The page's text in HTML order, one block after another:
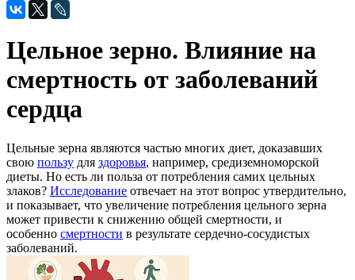
Цельное зерно. Влияние на
смертность от заболеваний
сердца
Цельные зерна являются частью многих диет, доказавших
свою пользу для здоровья, например, средиземноморской
диеты. Но есть ли польза от потребления самих цельных
злаков? Исследование отвечает на этот вопрос утвердительно,
и показывает, что увеличение потребления цельного зерна
может привести к снижению общей смертности, и
особенно смертности в результате сердечно-сосудистых
заболеваний.